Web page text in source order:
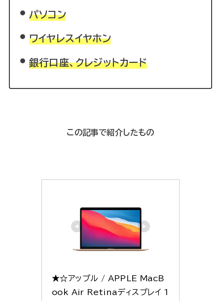
パソコン
ワイヤレスイヤホン
銀行口座、クレジットカード
この記事で紹介したもの
★☆アップル / APPLE MacB
ook Air Retinaディスプレイ 1